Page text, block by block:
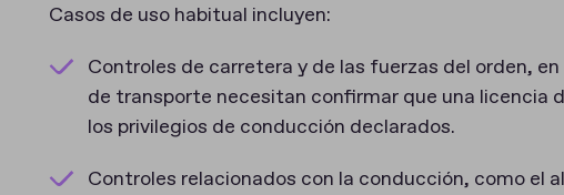
Casos de uso habitual incluyen:
Controles de carretera y de las fuerzas del orden,
de transporte necesitan confirmar que una licencia
los privilegios de conducción declarados.
Controles relacionados con la conducción, como el